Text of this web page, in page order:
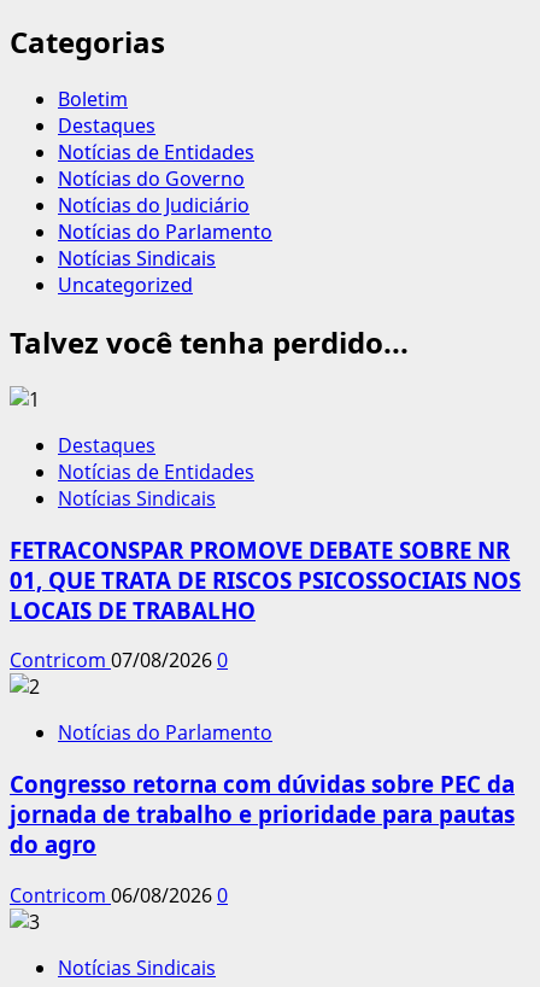
Categorias
Boletim
Destaques
Notícias de Entidades
Notícias do Governo
Notícias do Judiciário
Notícias do Parlamento
Notícias Sindicais
Uncategorized
Talvez você tenha perdido...
Destaques
Notícias de Entidades
Notícias Sindicais
FETRACONSPAR PROMOVE DEBATE SOBRE NR
01, QUE TRATA DE RISCOS PSICOSSOCIAIS NOS
LOCAIS DE TRABALHO
Contricom 07/08/20260
Notícias do Parlamento
Congresso retorna com dúvidas sobre PEC da
jornada de trabalho e prioridade para pautas
do agro
Contricom 06/08/20260
Notícias Sindicais